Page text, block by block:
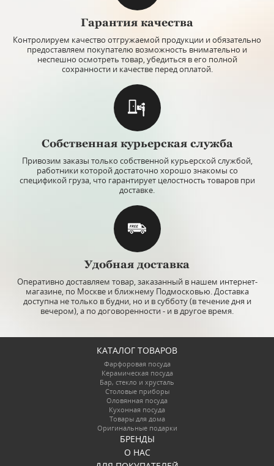
Штоф для виски "Glacier" голд, хрусталь, Bohemia
Jihlava
Объём штофа: 0,9 л.
Материал: хрусталь, позолота.
Производитель: Bohemia Jihlava, Чехия.
ЕСТЬ В НАЛИЧИИ
Цена:
25 990 руб.
Скидки при покупке
Купить
В избранное К сравнению
Гарантия качества
Контролируем качество отгружаемой продукции и обязательно
предоставляем покупателю возможность внимательно и
неспешно осмотреть товар, убедиться в его полной
сохранности и качестве перед оплатой.
Собственная курьерская служба
Привозим заказы только собственной курьерской службой,
работники которой достаточно хорошо знакомы со
спецификой груза, что гарантирует целостность товаров при
доставке.
Удобная доставка
Оперативно доставляем товар, заказанный в нашем интернет-
магазине, по Москве и ближнему Подмосковью. Доставка
доступна не только в будни, но и в субботу (в течение дня и
вечером), а по договоренности - и в другое время.
КАТАЛОГ ТОВАРОВ
Фарфоровая посуда
Керамическая посуда
Бар, стекло и хрусталь
Столовые приборы
Оловянная посуда
Кухонная посуда
Товары для дома
Оригинальные подарки
БРЕНДЫ
О НАС